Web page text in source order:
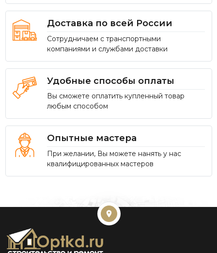
Доставка по всей России
Сотрудничаем с транспортными
компаниями и службами доставки
Удобные способы оплаты
Вы сможете оплатить купленный товар
любым способом
Опытные мастера
При желании, Вы можете нанять у нас
квалифицированных мастеров